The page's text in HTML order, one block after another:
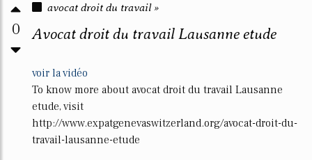
0
avocat droit du travail »
Avocat droit du travail Lausanne etude
voir la vidéo
To know more about avocat droit du travail Lausanne
etude, visit
http://www.expatgenevaswitzerland.org/avocat-droit-du-
travail-lausanne-etude